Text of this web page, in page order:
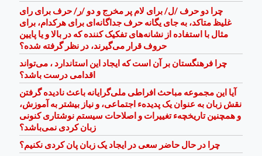
چرا دو حرف /ل/ برای لام پر مخرج و دو /ر/ حرف برای رای
غلیظ متاکد، به جای یگانه حرف جداگانه‌ای برای هرکدام، برای
مثال با استفاده از نشانه‌های تفکیک کننده که در بالا و یا پایین
حروف قرار می‌گیرند، در نظر گرفته شده؟
چرا فرهنگستان بر آن است که ایجاد این استاندارد ، می‌تواند
اقدامی درست ‌باشد؟
آیا این مجموعه مباحث افراطی ملی‌گرایانه باعث نادیده گرفتن
نقش زبان به عنوان یک پدیدهء اجتماعی، و نیاز بیشتر به آموزش،
و همچنین تاریخچهء تغییرات و اصلاحات سیستم نوشتاری کنونی
زبان کردی نمی‌باشد؟
چرا در حال حاضر سعی در ایجاد یک زبان پان کردی نکنیم؟